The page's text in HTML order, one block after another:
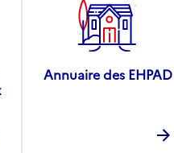
Annuaire des EHPAD